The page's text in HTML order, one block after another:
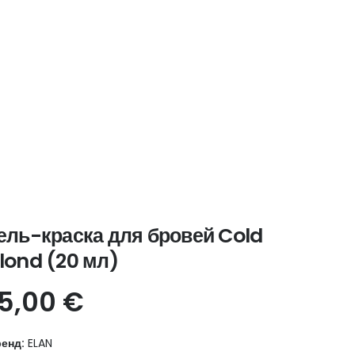
краска для бровей Cold
(20 мл)
€
ELAN